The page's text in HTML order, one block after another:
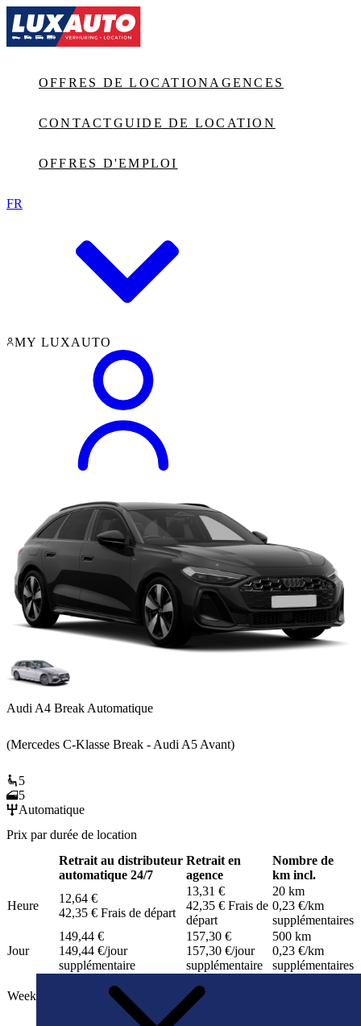
Jump to main content
OFFRES DE LOCATION AGENCES
CONTACTGUIDE DE LOCATION
OFFRES D'EMPLOI
FR
MY LUXAUTO
Audi A4 Break Automatique
(Mercedes C-Klasse Break - Audi A5 Avant)
5
5
Automatique
Prix par durée de location
Retrait au distributeur
automatique 24/7
Retrait en
agence
Nombre de
km incl.
Heure
12,64 €
42,35 € Frais de départ
13,31 €
42,35 € Frais de
départ
20 km
0,23 €/km
supplémentaires
Jour
149,44 €
149,44 €/jour
supplémentaire
157,30 €
157,30 €/jour
supplémentaire
500 km
0,23 €/km
supplémentaires
Weekend
/jour
supplémentaire
157,30 €
supplémentaire